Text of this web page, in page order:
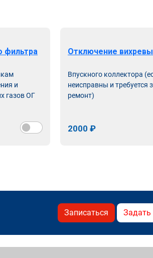
фильтра
и
газов ОГ
Отключение
Впускного коллектора
неисправны и требуется
ремонт)
2000 ₽
Записаться Задать